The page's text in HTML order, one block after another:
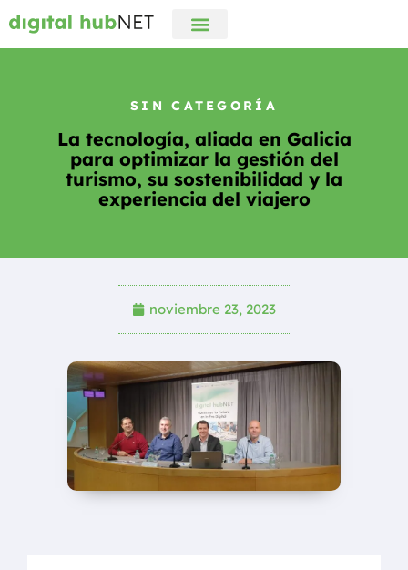
SIN CATEGORÍA
La tecnología, aliada en Galicia
para optimizar la gestión del
turismo, su sostenibilidad y la
experiencia del viajero
noviembre 23, 2023